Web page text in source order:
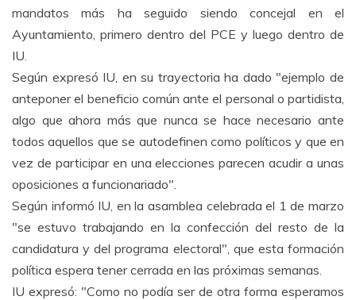
mandatos más ha seguido siendo concejal en el
Ayuntamiento, primero dentro del PCE y luego dentro de
IU.
Según expresó IU, en su trayectoria ha dado "ejemplo de
anteponer el beneficio común ante el personal o partidista,
algo que ahora más que nunca se hace necesario ante
todos aquellos que se autodefinen como políticos y que en
vez de participar en una elecciones parecen acudir a unas
oposiciones a funcionariado".
Según informó IU, en la asamblea celebrada el 1 de marzo
"se estuvo trabajando en la confección del resto de la
candidatura y del programa electoral", que esta formación
política espera tener cerrada en las próximas semanas.
IU expresó: "Como no podía ser de otra forma esperamos